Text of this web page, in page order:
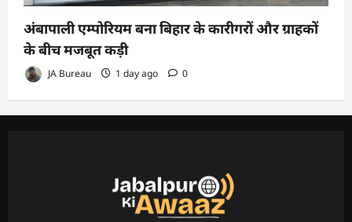
अंबापाली एम्पोरियम बना बिहार के कारीगरों और ग्राहकों
के बीच मजबूत कड़ी
JA Bureau 1 day ago 0